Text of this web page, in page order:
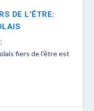
DE L’ÊTRE:
fiers de l’être est